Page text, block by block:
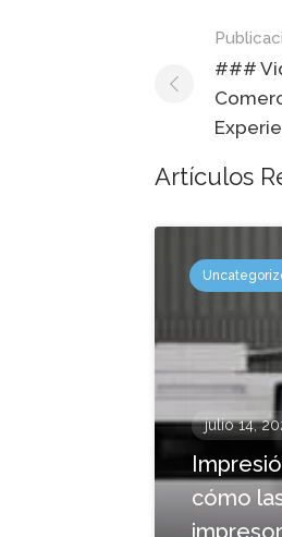
Mensaje
de
###
Artículos
julio 14,
cómo